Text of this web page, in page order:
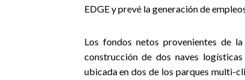
EDGE y prevé la generación de
Los fondos netos provenientes de
construcción de dos naves
ubicada en dos de los parques multi-